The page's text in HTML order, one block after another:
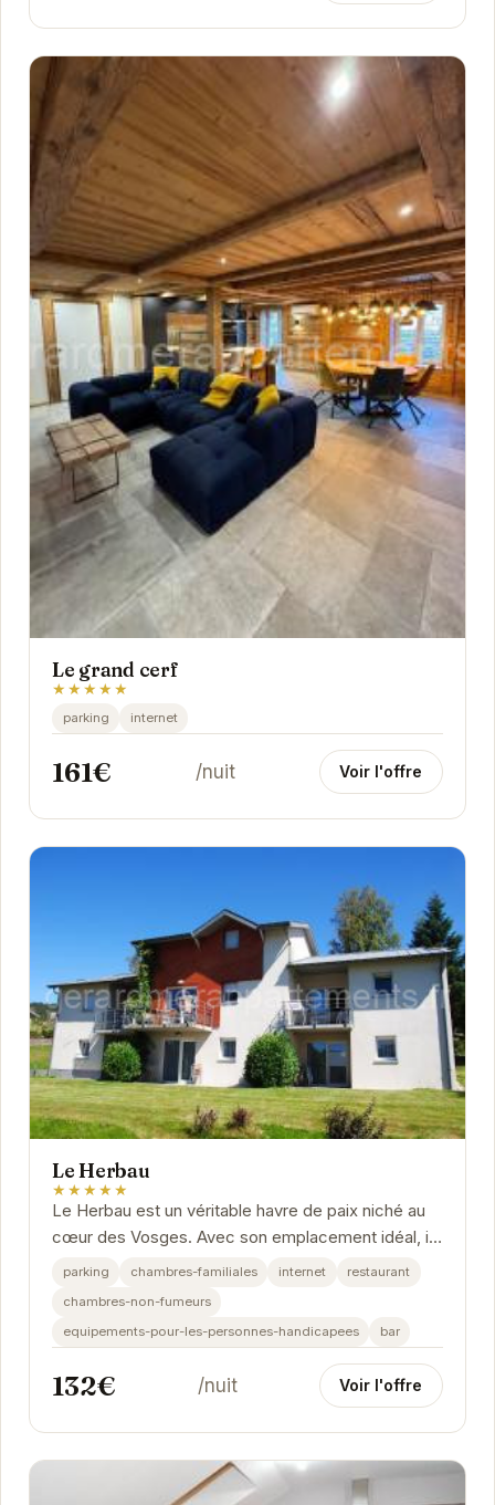
Le grand cerf
★★★★★
parking internet
161€ /nuit Voir l'offre
Le Herbau
★★★★★
Le Herbau est un véritable havre de paix niché au
cœur des Vosges. Avec son emplacement idéal, il
offre un accès facile aux nombreuses...
parking chambres-familiales internet
restaurant
chambres-non-fumeurs
equipements-pour-les-personnes-handicapees
bar
132€ /nuit Voir l'offre